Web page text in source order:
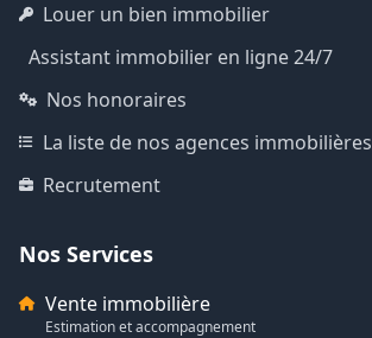
Louer un bien immobilier
Assistant immobilier en ligne 24/7
Nos honoraires
La liste de nos agences immobilières
Recrutement
Nos Services
Vente immobilière
Estimation et accompagnement